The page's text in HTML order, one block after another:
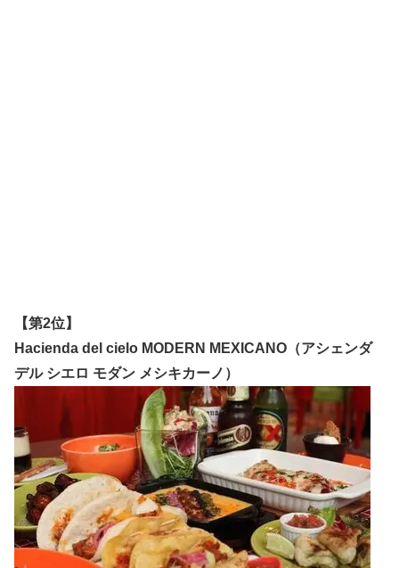
【第2位】
Hacienda del cielo MODERN MEXICANO（アシェンダ
デル シエロ モダン メシキカーノ）